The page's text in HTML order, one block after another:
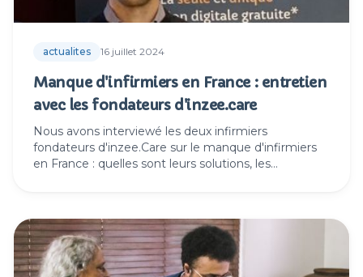
actualites 16 juillet 2024
Manque d'infirmiers en France : entretien
avec les fondateurs d'inzee.care
Nous avons interviewé les deux infirmiers
fondateurs d'inzee.Care sur le manque d'infirmiers
en France : quelles sont leurs solutions, les